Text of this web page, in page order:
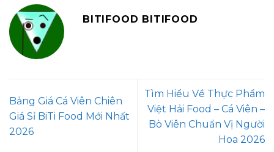
BITIFOOD BITIFOOD
Bảng Giá Cá Viên Chiên
Giá Sỉ BiTi Food Mới Nhất
2026
Tìm Hiểu Về Thực Phẩm
Việt Hải Food – Cá Viên –
Bò Viên Chuẩn Vị Người
Hoa 2026